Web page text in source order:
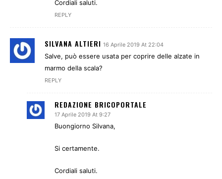
Cordiali saluti.
REPLY
SILVANA ALTIERI 16 Aprile 2019 At 22:04
Salve, può essere usata per coprire delle alzate in
marmo della scala?
REPLY
REDAZIONE BRICOPORTALE
17 Aprile 2019 At 9:27
Buongiorno Silvana,
Si certamente.
Cordiali saluti.